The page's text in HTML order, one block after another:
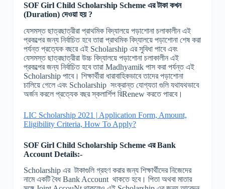
SOF Girl Child Scholarship Schemeএর টাকা কখন
(Duration) দেওয়া হয় ?
যেসমস্ত ছাত্রছাত্রীরা প্রাথমিক বিদ্যালয়ে পড়াশোনা চলাকালীন এই
প্রকল্পের জন্য নির্বাচিত হবে তারা প্রাথমিক বিদ্যালয়ে পড়াশোনা শেষ করা
পর্যন্ত প্রত্যেক বছরে এই Scholarship এর সুবিধা পাবে এবং
যেসমস্ত ছাত্রছাত্রীরা উচ্চ বিদ্যালয়ে পড়াশোনা চলাকালীন এই
প্রকল্পের জন্য নির্বাচিত হবে তারা Madhyamik পাস করা পর্যন্ত এই
Scholarship পাবে। শিক্ষার্থীরা ধারাবাহিকভাবে তাদের পড়াশোনা
চালিয়ে গেলে এবং Scholarship সংক্রান্ত যোগ্যতা গুলি যথাযথভাবে
অর্জন করলে প্রত্যেক বছর স্কলার্শিপ রিRenew করতে পারবে।
LIC Scholarship 2021 | Application Form, Amount,
Eligibility Criteria, How To Apply?
SOF Girl Child Scholarship Schemeএর Bank
Account Details:-
Scholarship এর টাকাগুলি গ্রহণ করার জন্য শিক্ষার্থীদের নিজেদের
নামে একটি বৈধ Bank Account থাকতে হবে। পিতা অথবা মাতার